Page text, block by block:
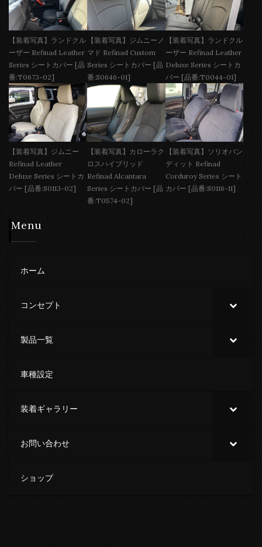
【装着写真】ランドクル
ーザー Refinad Leather
Series シートカバー [品
番:T0673-02]
【装着写真】ジムニーノ
マド Refinad Custom
Series シートカバー [品
番:S0646-01]
【装着写真】ランドクル
ーザー Refinad Leather
Deluxe Series シートカ
バー [品番:T0044-01]
【装着写真】ジムニー
Refinad Leather
Deluxe Series シートカ
バー [品番:S0113-02]
【装着写真】カローラク
ロスハイブリッド
Refinad Alcantara
Series シートカバー [品
番:T0574-02]
【装着写真】ソリオバン
ディット Refinad
Corduroy Series シート
カバー [品番:S0116-11]
Menu
ホーム
コンセプト
製品一覧
車種設定
装着ギャラリー
お問い合わせ
ショップ